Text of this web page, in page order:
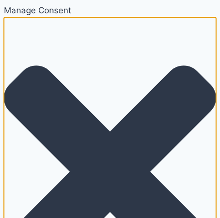
Manage Consent